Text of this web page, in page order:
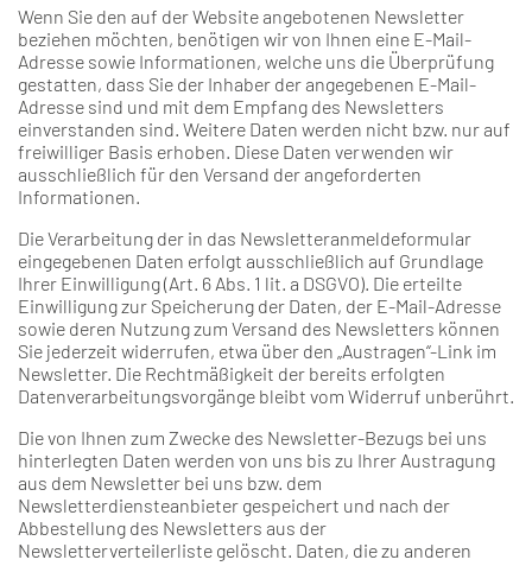
Wenn Sie den auf der Website angebotenen Newsletter
beziehen möchten, benötigen wir von Ihnen eine E-Mail-
Adresse sowie Informationen, welche uns die Überprüfung
gestatten, dass Sie der Inhaber der angegebenen E-Mail-
Adresse sind und mit dem Empfang des Newsletters
einverstanden sind. Weitere Daten werden nicht bzw. nur auf
freiwilliger Basis erhoben. Diese Daten verwenden wir
ausschließlich für den Versand der angeforderten
Informationen.
Die Verarbeitung der in das Newsletteranmeldeformular
eingegebenen Daten erfolgt ausschließlich auf Grundlage
Ihrer Einwilligung (Art. 6 Abs. 1 lit. a DSGVO). Die erteilte
Einwilligung zur Speicherung der Daten, der E-Mail-Adresse
sowie deren Nutzung zum Versand des Newsletters können
Sie jederzeit widerrufen, etwa über den „Austragen“-Link im
Newsletter. Die Rechtmäßigkeit der bereits erfolgten
Datenverarbeitungsvorgänge bleibt vom Widerruf unberührt.
Die von Ihnen zum Zwecke des Newsletter-Bezugs bei uns
hinterlegten Daten werden von uns bis zu Ihrer Austragung
aus dem Newsletter bei uns bzw. dem
Newsletterdiensteanbieter gespeichert und nach der
Abbestellung des Newsletters aus der
Newsletterverteilerliste gelöscht. Daten, die zu anderen